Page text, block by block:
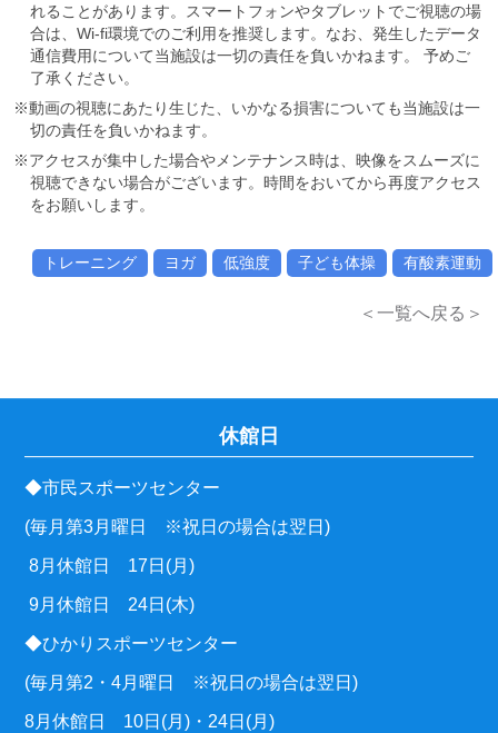
れることがあります。スマートフォンやタブレットでご視聴の場
合は、Wi-fi環境でのご利用を推奨します。なお、発生したデータ
通信費用について当施設は一切の責任を負いかねます。 予めご
了承ください。
※動画の視聴にあたり生じた、いかなる損害についても当施設は一
切の責任を負いかねます。
※アクセスが集中した場合やメンテナンス時は、映像をスムーズに
視聴できない場合がございます。時間をおいてから再度アクセス
をお願いします。
トレーニング ヨガ 低強度 子ども体操 有酸素運動
＜一覧へ戻る＞
休館日
◆市民スポーツセンター
(毎月第3月曜日 ※祝日の場合は翌日)
8月休館日 17日(月)
9月休館日 24日(木)
◆ひかりスポーツセンター
(毎月第2・4月曜日 ※祝日の場合は翌日)
8月休館日 10日(月)・24日(月)